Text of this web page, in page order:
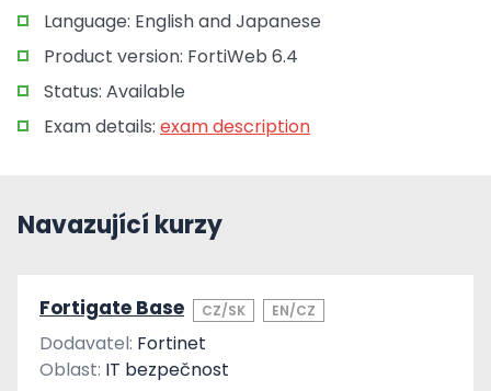
Language: English and Japanese
Product version: FortiWeb 6.4
Status: Available
Exam details: exam description
Navazující kurzy
Fortigate Base CZ/SK EN/CZ
Dodavatel: Fortinet
Oblast: IT bezpečnost